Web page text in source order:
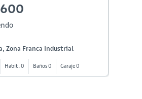
Zona Franca Industrial
Habit. 0 Baños 0 Garaje 0